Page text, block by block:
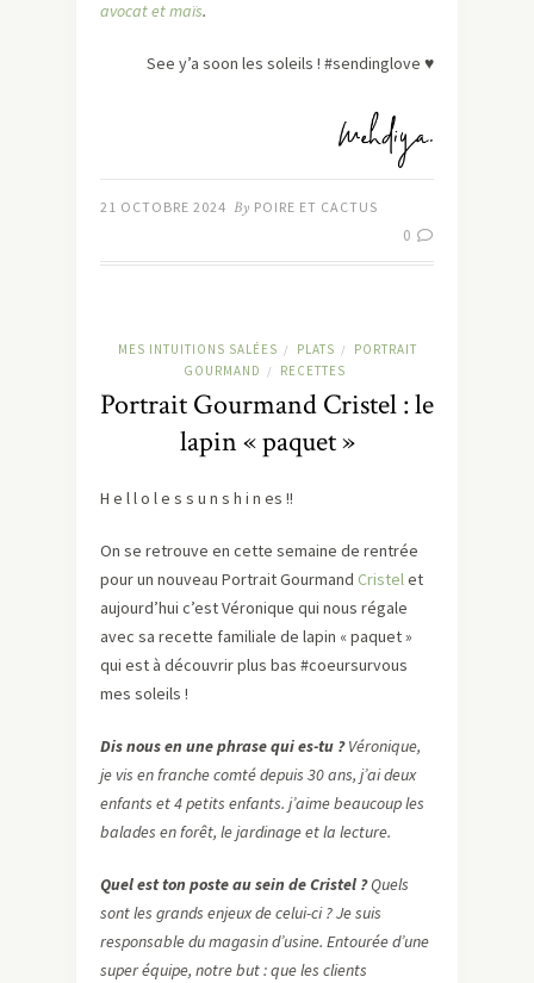
avocat et maïs.
See y’a soon les soleils ! #sendinglove ♥
21 OCTOBRE 2024 By POIRE ET CACTUS
0
MES INTUITIONS SALÉES / PLATS /
PORTRAIT
GOURMAND
/ RECETTES
Portrait Gourmand Cristel : le
lapin « paquet »
H e l l o l e s s u n s h i n es !!
On se retrouve en cette semaine de rentrée
pour un nouveau Portrait Gourmand Cristelet
aujourd’hui c’est Véronique qui nous régale
avec sa recette familiale de lapin « paquet »
qui est à découvrir plus bas #coeursurvous
mes soleils !
Dis nous en une phrase qui es-tu ?Véronique,
je vis en franche comté depuis 30 ans, j’ai deux
enfants et 4 petits enfants. j’aime beaucoup les
balades en forêt, le jardinage et la lecture.
Quel est ton poste au sein de Cristel ?Quels
sont les grands enjeux de celui-ci ? Je suis
responsable du magasin d’usine. Entourée d’une
super équipe, notre but : que les clients